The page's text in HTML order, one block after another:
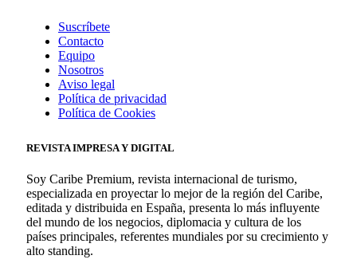
Suscríbete
Contacto
Equipo
Nosotros
Aviso legal
Política de privacidad
Política de Cookies
REVISTA IMPRESA Y DIGITAL
Soy Caribe Premium, revista internacional de turismo,
especializada en proyectar lo mejor de la región del Caribe,
editada y distribuida en España, presenta lo más influyente
del mundo de los negocios, diplomacia y cultura de los
países principales, referentes mundiales por su crecimiento y
alto standing.